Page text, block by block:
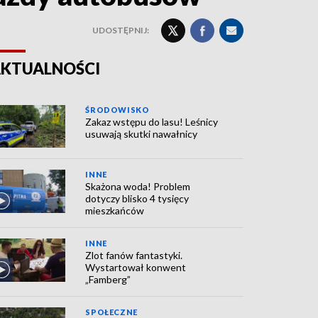
UDOSTĘPNIJ:
ŚRODOWISKO
Zakaz wstępu do lasu! Leśnicy
usuwają skutki nawałnicy
INNE
Skażona woda! Problem
dotyczy blisko 4 tysięcy
mieszkańców
INNE
Zlot fanów fantastyki.
Wystartował konwent
„Famberg”
SPOŁECZNE